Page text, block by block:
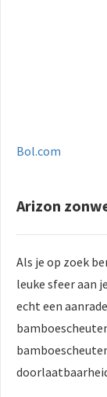
Bol.com
Arizon
Als je op zoek
leuke sfeer aan
echt een